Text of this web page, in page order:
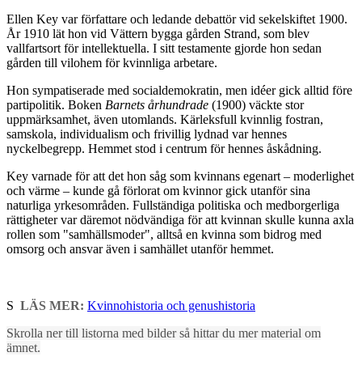
Ellen Key var författare och ledande debattör vid sekelskiftet 1900.
År 1910 lät hon vid Vättern bygga gården Strand, som blev
vallfartsort för intellektuella. I sitt testamente gjorde hon sedan
gården till vilohem för kvinnliga arbetare.
Hon sympatiserade med socialdemokratin, men idéer gick alltid före
partipolitik. Boken Barnets århundrade (1900) väckte stor
uppmärksamhet, även utomlands. Kärleksfull kvinnlig fostran,
samskola, individualism och frivillig lydnad var hennes
nyckelbegrepp. Hemmet stod i centrum för hennes åskådning.
Key varnade för att det hon såg som kvinnans egenart – moderlighet
och värme – kunde gå förlorat om kvinnor gick utanför sina
naturliga yrkesområden. Fullständiga politiska och medborgerliga
rättigheter var däremot nödvändiga för att kvinnan skulle kunna axla
rollen som "samhällsmoder", alltså en kvinna som bidrog med
omsorg och ansvar även i samhället utanför hemmet.
S LÄS MER: Kvinnohistoria och genushistoria
Skrolla ner till listorna med bilder så hittar du mer material om
ämnet.